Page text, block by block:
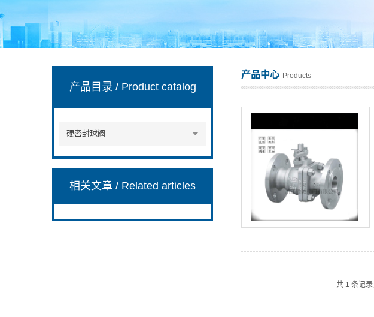
产品目录 / Product catalog
硬密封球阀
相关文章/ Related articles
产品中心 Products
共 1 条记